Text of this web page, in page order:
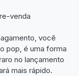
venda
você
pop, é uma forma
no lançamento
mais rápido.